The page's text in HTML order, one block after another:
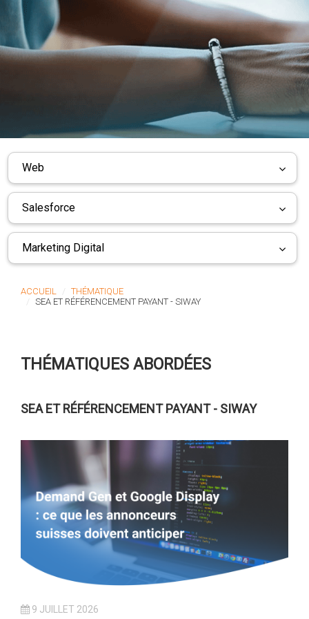
Web
Salesforce
Marketing Digital
ACCUEIL
THÉMATIQUE
SEA ET RÉFÉRENCEMENT PAYANT - SIWAY
THÉMATIQUES ABORDÉES
SEA ET RÉFÉRENCEMENT PAYANT - SIWAY
9 JUILLET 2026